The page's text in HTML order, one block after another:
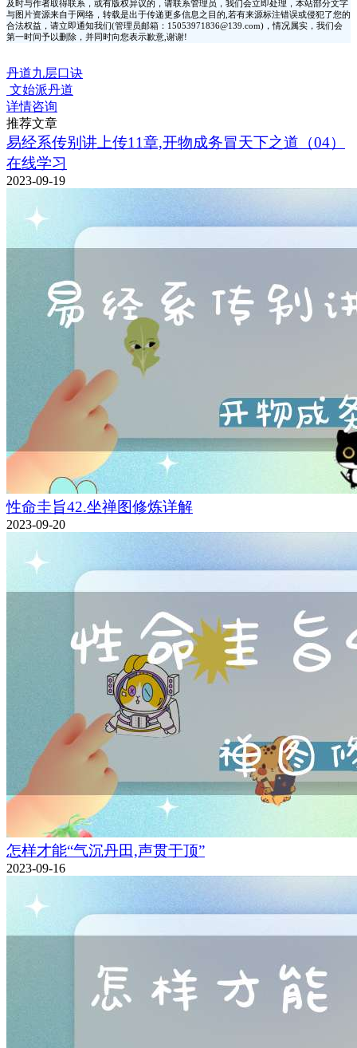
及时与作者取得联系，或有版权异议的，请联系管理员，我们会立即处理，本站部分文字
与图片资源来自于网络，转载是出于传递更多信息之目的,若有来源标注错误或侵犯了您的
合法权益，请立即通知我们(管理员邮箱：15053971836@139.com)，情况属实，我们会
第一时间予以删除，并同时向您表示歉意,谢谢!
丹道九层口诀
文始派丹道
详情咨询
推荐文章
易经系传别讲上传11章,开物成务冒天下之道（04）
在线学习
2023-09-19
性命圭旨42.坐禅图修炼详解
2023-09-20
怎样才能“气沉丹田,声贯于顶”
2023-09-16